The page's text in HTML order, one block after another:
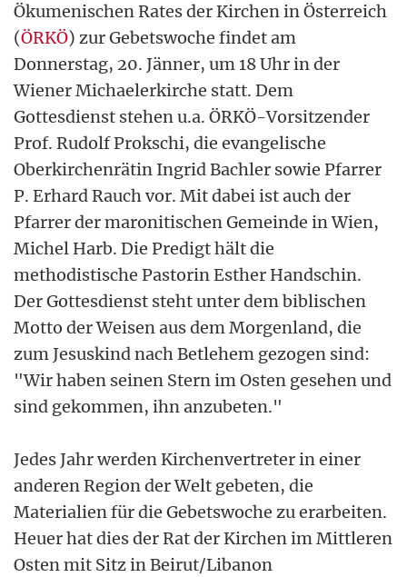
Ökumenischen Rates der Kirchen in Österreich
(ÖRKÖ) zur Gebetswoche findet am
Donnerstag, 20. Jänner, um 18 Uhr in der
Wiener Michaelerkirche statt. Dem
Gottesdienst stehen u.a. ÖRKÖ-Vorsitzender
Prof. Rudolf Prokschi, die evangelische
Oberkirchenrätin Ingrid Bachler sowie Pfarrer
P. Erhard Rauch vor. Mit dabei ist auch der
Pfarrer der maronitischen Gemeinde in Wien,
Michel Harb. Die Predigt hält die
methodistische Pastorin Esther Handschin.
Der Gottesdienst steht unter dem biblischen
Motto der Weisen aus dem Morgenland, die
zum Jesuskind nach Betlehem gezogen sind:
"Wir haben seinen Stern im Osten gesehen und
sind gekommen, ihn anzubeten."
Jedes Jahr werden Kirchenvertreter in einer
anderen Region der Welt gebeten, die
Materialien für die Gebetswoche zu erarbeiten.
Heuer hat dies der Rat der Kirchen im Mittleren
Osten mit Sitz in Beirut/Libanon